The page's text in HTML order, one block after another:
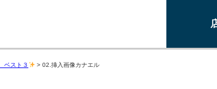
ベスト３ >02.挿入画像カナエル